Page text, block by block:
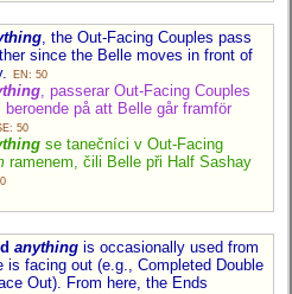
, the Out-Facing Couples pass
since the Belle moves in front of
EN: 50
, passerar Out-Facing Couples
på att Belle går framför
50
se tanečníci v Out-Facing
ramenem, čili Belle při Half Sashay
anything is occasionally used from
is facing out (e.g., Completed Double
Out). From here, the Ends